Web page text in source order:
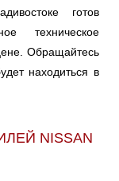
готов
техническое
Обращайтесь
находиться в
NISSAN